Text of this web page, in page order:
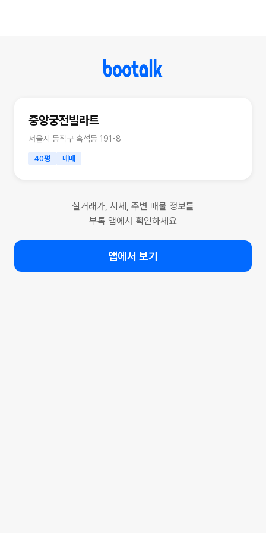
중앙궁전빌라트
서울시 동작구 흑석동 191-8
40평 매매
실거래가, 시세, 주변 매물 정보를
부톡 앱에서 확인하세요
앱에서 보기